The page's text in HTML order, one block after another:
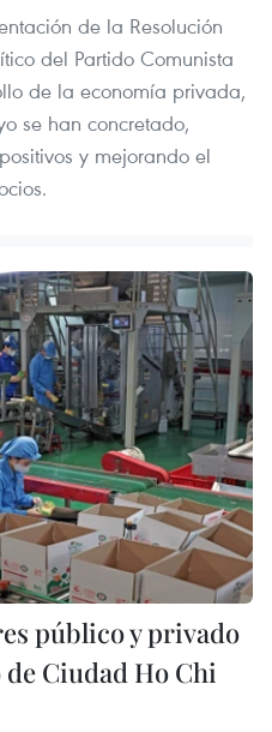
de la Resolución
del Partido Comunista
de la economía privada,
se han concretado,
y mejorando el
público y privado
Ciudad Ho Chi